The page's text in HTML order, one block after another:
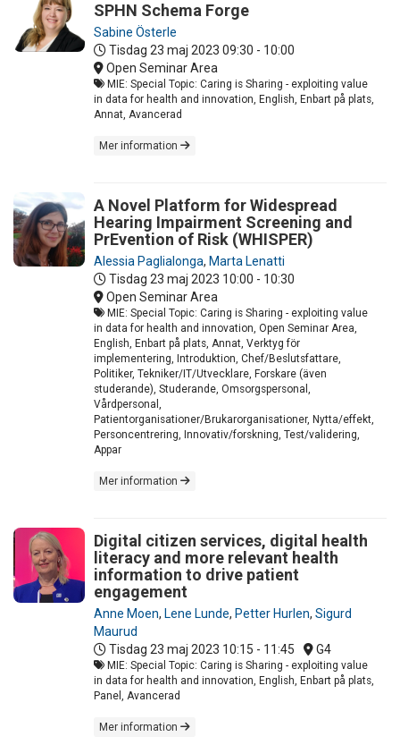
SPHN Schema Forge
Sabine Österle
Tisdag 23 maj 2023 09:30 - 10:00
Open Seminar Area
MIE: Special Topic: Caring is Sharing - exploiting value
in data for health and innovation, English, Enbart på plats,
Annat, Avancerad
Mer information
A Novel Platform for Widespread
Hearing Impairment Screening and
PrEvention of Risk (WHISPER)
Alessia Paglialonga, Marta Lenatti
Tisdag 23 maj 2023 10:00 - 10:30
Open Seminar Area
MIE: Special Topic: Caring is Sharing - exploiting value
in data for health and innovation, Open Seminar Area,
English, Enbart på plats, Annat, Verktyg för
implementering, Introduktion, Chef/Beslutsfattare,
Politiker, Tekniker/IT/Utvecklare, Forskare (även
studerande), Studerande, Omsorgspersonal,
Vårdpersonal,
Patientorganisationer/Brukarorganisationer, Nytta/effekt,
Personcentrering, Innovativ/forskning, Test/validering,
Appar
Mer information
Digital citizen services, digital health
literacy and more relevant health
information to drive patient
engagement
Anne Moen, Lene Lunde, Petter Hurlen, Sigurd
Maurud
Tisdag 23 maj 2023 10:15 - 11:45 G4
MIE: Special Topic: Caring is Sharing - exploiting value
in data for health and innovation, English, Enbart på plats,
Panel, Avancerad
Mer information